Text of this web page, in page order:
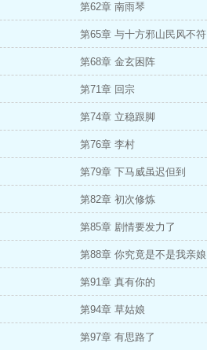
第62章 南雨琴
第65章 与十方邪山民风不符
第68章 金玄困阵
第71章 回宗
第74章 立稳跟脚
第76章 李村
第79章 下马威虽迟但到
第82章 初次修炼
第85章 剧情要发力了
第88章 你究竟是不是我亲娘
第91章 真有你的
第94章 草姑娘
第97章 有思路了